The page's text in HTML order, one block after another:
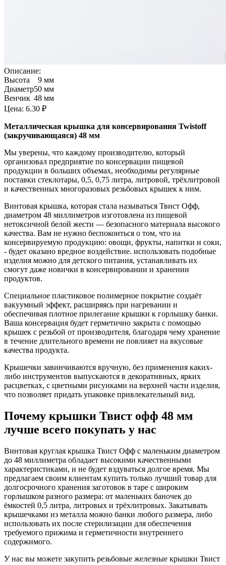
Описание:
Высота
9 мм
Диаметр50 мм
Венчик 48 мм
Цена: 6.30 ₽
Металлическая крышка для консервирования Twistoff
(закручивающаяся) 48 мм
Мы уверены, что каждому производителю, который
организовал предприятие по консервации пищевой
продукции в больших объемах, необходимы регулярные
поставки стеклотары, 0,5, 0,75 литра, литровой, трёхлитровой
и качественных многоразовых резьбовых крышек к ним.
Винтовая крышка, которая стала называться Твист Офф,
диаметром 48 миллиметров изготовлена из пищевой
нетоксичной белой жести — безопасного материала высокого
качества. Вам не нужно беспокоиться о том, что на
консервируемую продукцию: овощи, фрукты, напитки и соки,
- будет оказано вредное воздействие. использовать подобные
изделия можно для детского питания, устанавливать их
смогут даже новички в консервировании и хранении
продуктов.
Специальное пластиковое полимерное покрытие создаёт
вакуумный эффект, расширяясь при нагревании и
обеспечивая плотное прилегание крышки к горлышку банки.
Ваша консервация будет герметично закрыта с помощью
крышек с резьбой от производителя, благодаря чему хранение
в течение длительного времени не повлияет на вкусовые
качества продукта.
Крышечки завинчиваются вручную, без применения каких-
либо инструментов выпускаются в декоративных, ярких
расцветках, с цветными рисунками на верхней части изделия,
что позволяет придать упаковке привлекательный вид.
Почему крышки Твист офф 48 мм
лучше всего покупать у нас
Винтовая круглая крышка Твист Офф с маленьким диаметром
до 48 миллиметра обладает высокими качественными
характеристиками, и не будет вздуваться долгое время. Мы
предлагаем своим клиентам купить только лучший товар для
долгосрочного хранения заготовок в таре с широким
горлышком разного размера: от маленьких баночек до
ёмкостей 0,5 литра, литровых и трёхлитровых. Закатывать
крышечками из металла можно банки любого размера, либо
использовать их после стерилизации для обеспечения
требуемого прижима и герметичности внутреннего
содержимого.
У нас вы можете закупить резьбовые железные крышки Твист